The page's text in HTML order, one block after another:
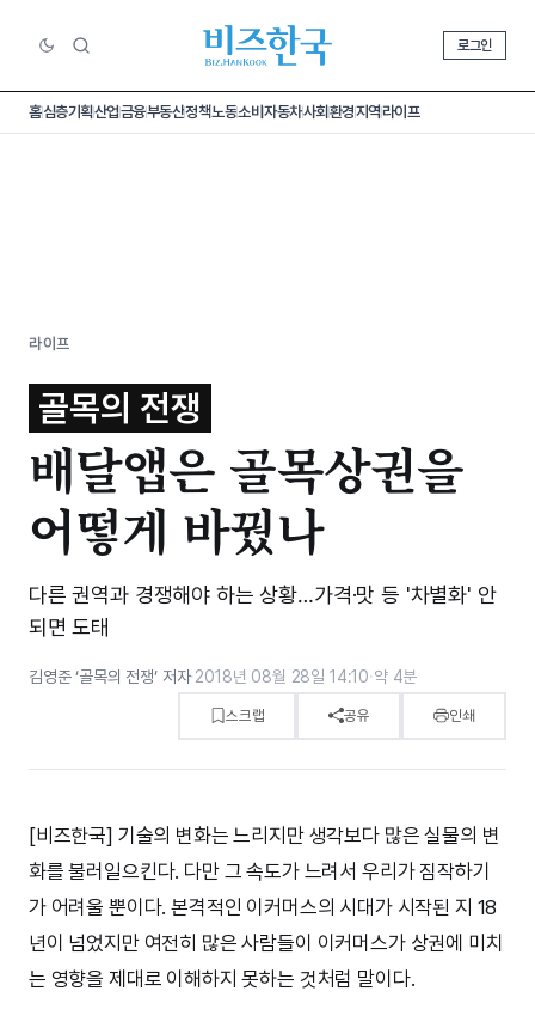
로그인
홈심층기획산업금융부동산정책노동소비 자동차사회환경지역라이프
라이프
골목의 전쟁
배달앱은 골목상권을
어떻게 바꿨나
다른 권역과 경쟁해야 하는 상황…가격·맛 등 '차별화' 안
되면 도태
김영준 ‘골목의 전쟁’ 저자·2018년 08월 28일 14:10·약 4분
스크랩 공유 인쇄
[비즈한국] 기술의 변화는 느리지만 생각보다 많은 실물의 변
화를 불러일으킨다. 다만 그 속도가 느려서 우리가 짐작하기
가 어려울 뿐이다. 본격적인 이커머스의 시대가 시작된 지 18
년이 넘었지만 여전히 많은 사람들이 이커머스가 상권에 미치
는 영향을 제대로 이해하지 못하는 것처럼 말이다.